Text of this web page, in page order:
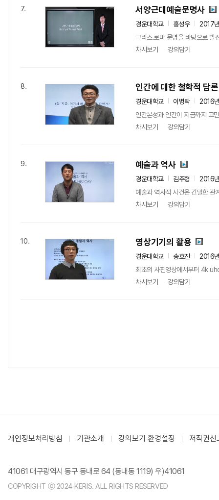
7. 서양근대예술문명사
경운대학교 홍성우
2017
그리스․로마 문명을 바탕으로
차시보기
강의담기
8. 인간에 대한 철학적 담론
경운대학교 이병탁
2016
인간본성과 인간이 지금까지 고
차시보기
강의담기
9. 예술과 역사
경운대학교 김주형
2016
예술과 역사적 사건은 긴밀한 관
차시보기
강의담기
10. 영상기기의 활용
경운대학교 송호진
2016
최초의 사진영상에서부터 4k
차시보기
강의담기
개인정보처리방침 기관소개 강의보기 환경설정 저작권신
41061 대구광역시 동구 동내로 64 (동내동 1119) 우)41061
COPYRIGHT ⓒ 2024 KERIS. ALL RIGHTS RESERVED